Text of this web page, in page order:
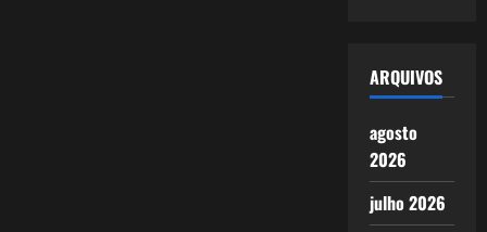
ARQUIVOS
agosto
2026
julho 2026